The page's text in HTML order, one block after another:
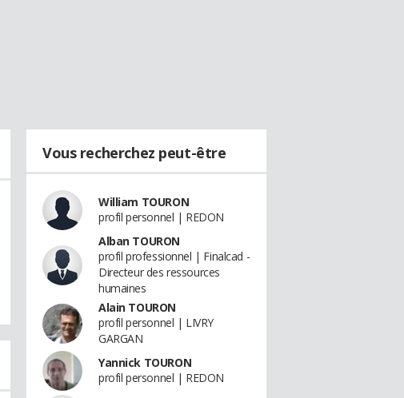
Vous recherchez peut-être
William TOURON
profil personnel | REDON
Alban TOURON
profil professionnel | Finalcad -
Directeur des ressources
humaines
Alain TOURON
profil personnel | LIVRY
GARGAN
Yannick TOURON
profil personnel | REDON